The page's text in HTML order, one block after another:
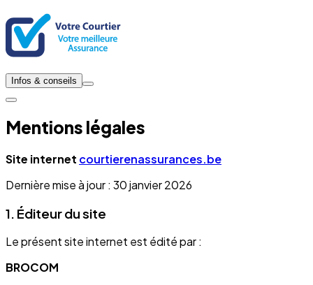
Infos & conseils
Mentions légales
Site internet courtierenassurances.be
Dernière mise à jour : 30 janvier 2026
1. Éditeur du site
Le présent site internet est édité par :
BROCOM